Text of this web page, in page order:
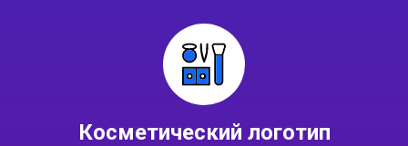
Косметический логотип